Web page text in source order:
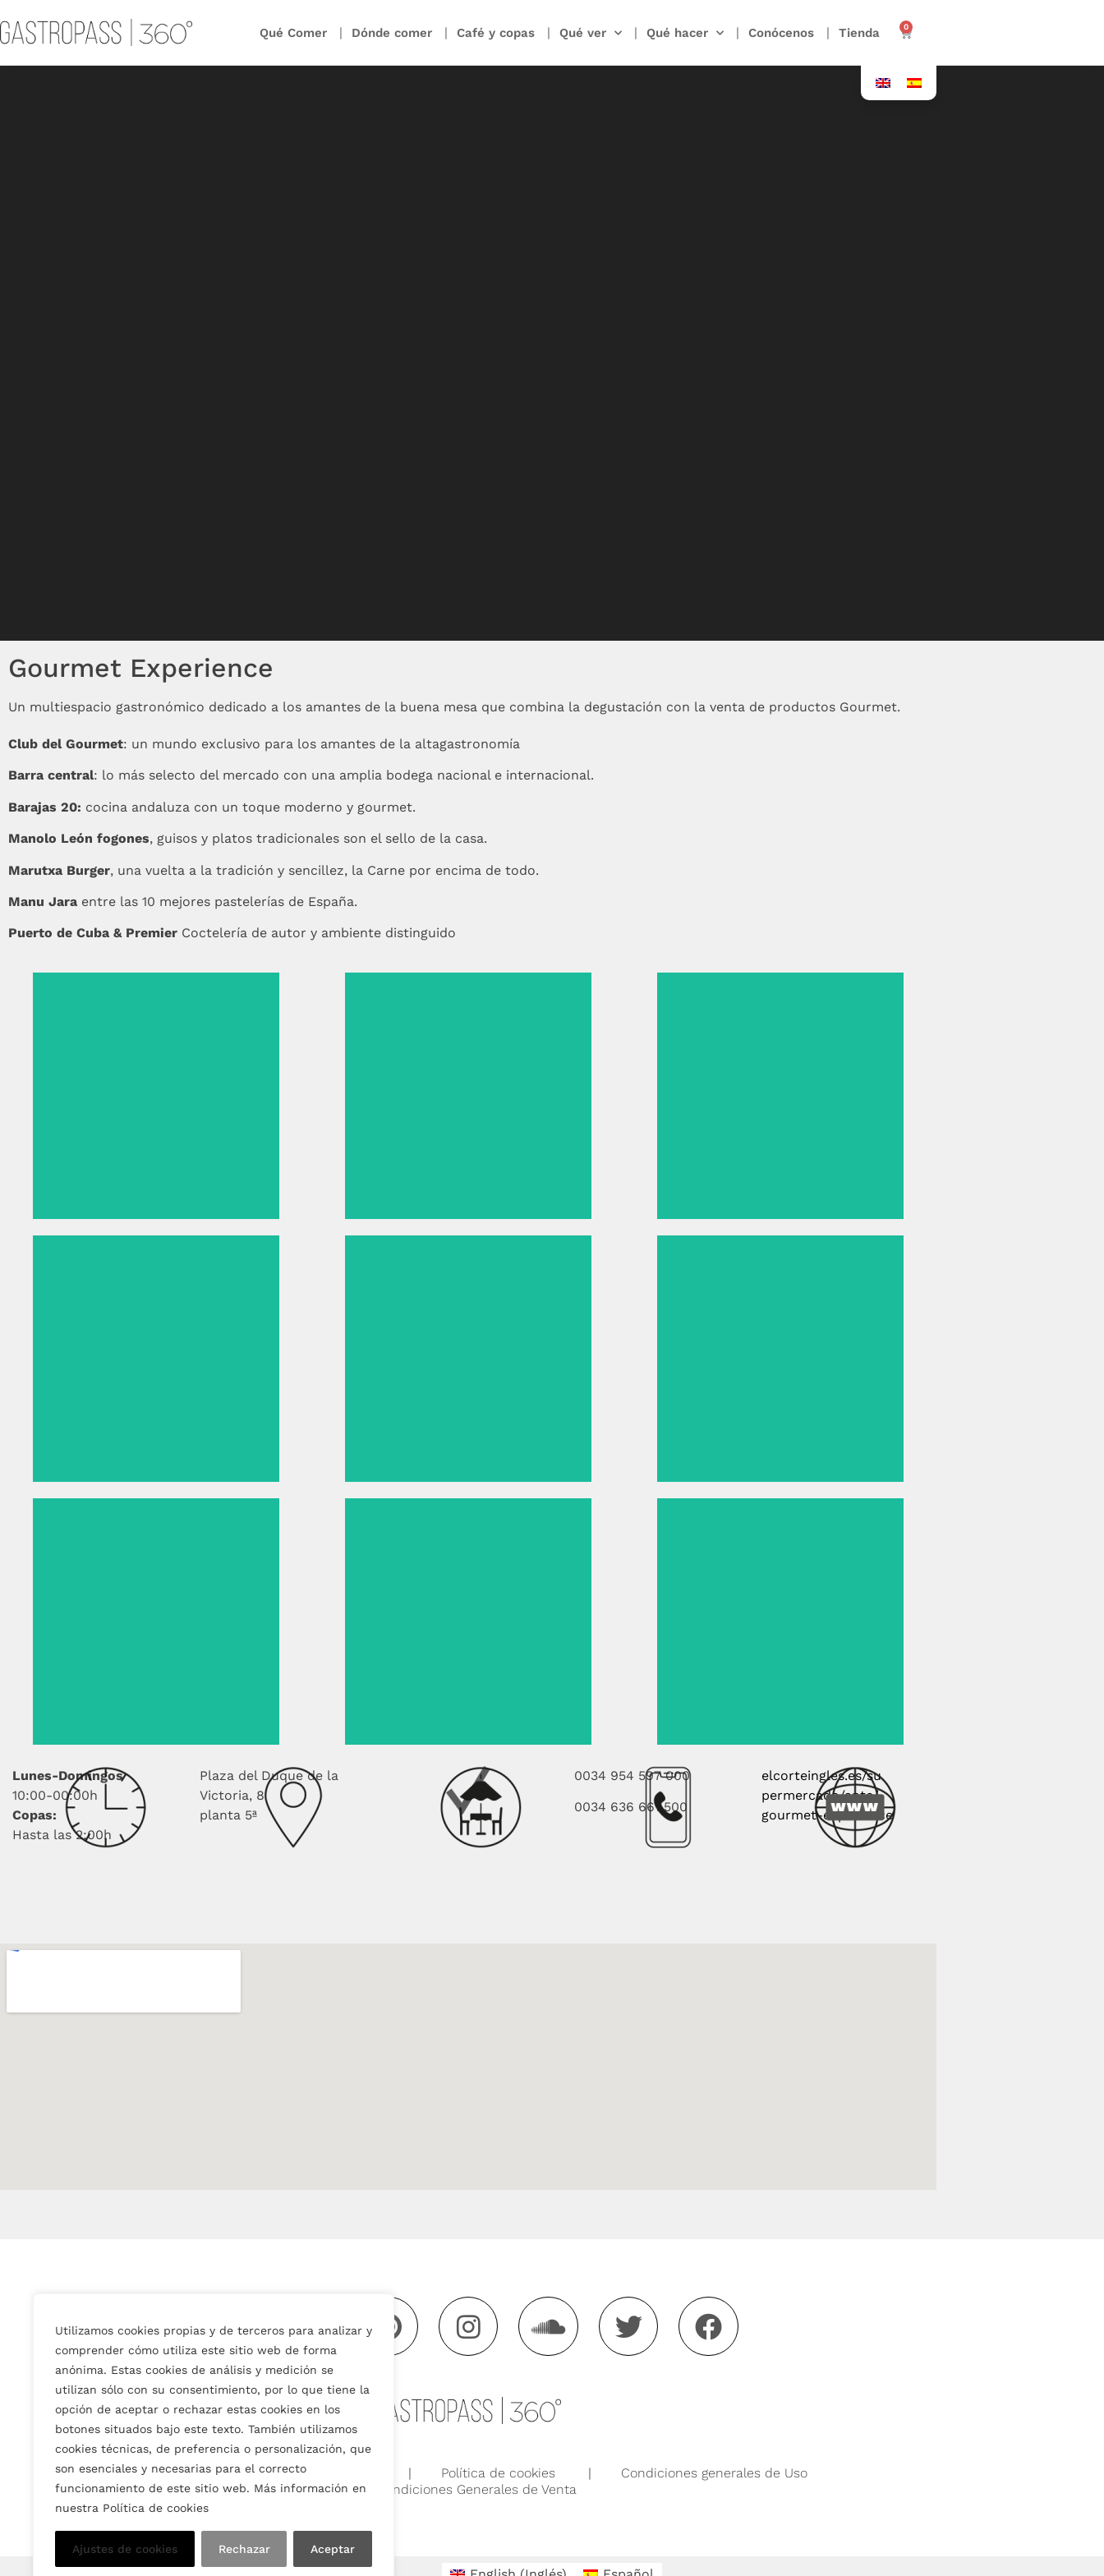
Utilizamos cookies propias y de terceros para analizar y
comprender cómo utiliza este sitio web de forma
anónima. Estas cookies de análisis y medición se
utilizan sólo con su consentimiento, por lo que tiene la
opción de aceptar o rechazar estas cookies en los
botones situados bajo este texto. También utilizamos
cookies técnicas, de preferencia o personalización, que
son esenciales y necesarias para el correcto
funcionamiento de este sitio web. Más información en
nuestra Política de cookies
Ajustes de cookies Rechazar Aceptar
Qué Comer Dónde comer Café y copas Qué ver Qué hacer Conócenos Tienda 0
Gourmet Experience
Un multiespacio gastronómico dedicado a los amantes de la buena mesa que combina la degustación con la venta de productos Gourmet.
Club del Gourmet: un mundo exclusivo para los amantes de la altagastronomía
Barra central: lo más selecto del mercado con una amplia bodega nacional e internacional.
Barajas 20: cocina andaluza con un toque moderno y gourmet.
Manolo León fogones, guisos y platos tradicionales son el sello de la casa.
Marutxa Burger, una vuelta a la tradición y sencillez, la Carne por encima de todo.
Manu Jara entre las 10 mejores pastelerías de España.
Puerto de Cuba & Premier Coctelería de autor y ambiente distinguido
Lunes-Domingos
10:00-00:00h
Copas:
Hasta las 2:00h
Plaza del Duque de la
Victoria, 8
planta 5ª
0034 954 597 000
0034 636 661 500
elcorteingles.es/su
permercado/aptc/
gourmet-experience
Aviso legal Política de privacidad Política de cookies
Condiciones generales de Uso
Condiciones Generales de Venta